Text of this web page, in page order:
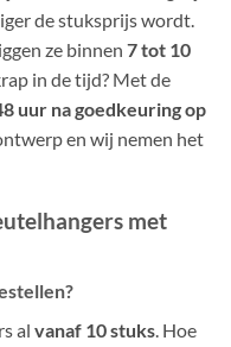
de stuksprijs wordt.
ze binnen 7 tot 10
in de tijd? Met de
uur na goedkeuring op
en wij nemen het
met
al vanaf 10 stuks. Hoe